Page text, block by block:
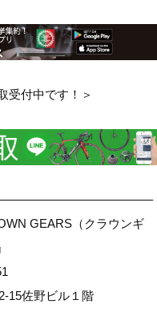
受付中です！＞
GEARS（クラウンギ
15佐野ビル１階